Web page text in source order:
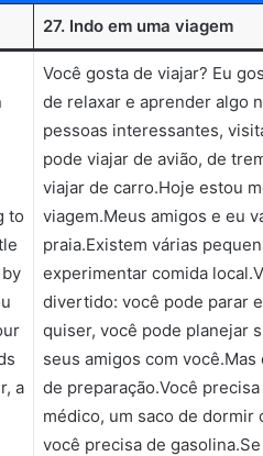
27. Indo em uma viagem
to
a
Você gosta de viajar? Eu
de relaxar e aprender algo
pessoas interessantes,
pode viajar de avião, de
viajar de carro.Hoje estou
viagem.Meus amigos e eu
praia.Existem várias
experimentar comida
divertido: você pode parar
quiser, você pode planejar
seus amigos com
de preparação.Você
médico, um saco de dormir
você precisa de